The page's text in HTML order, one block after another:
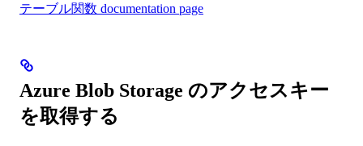
テーブル関数 documentation page
Azure Blob Storage のアクセスキー
を取得する